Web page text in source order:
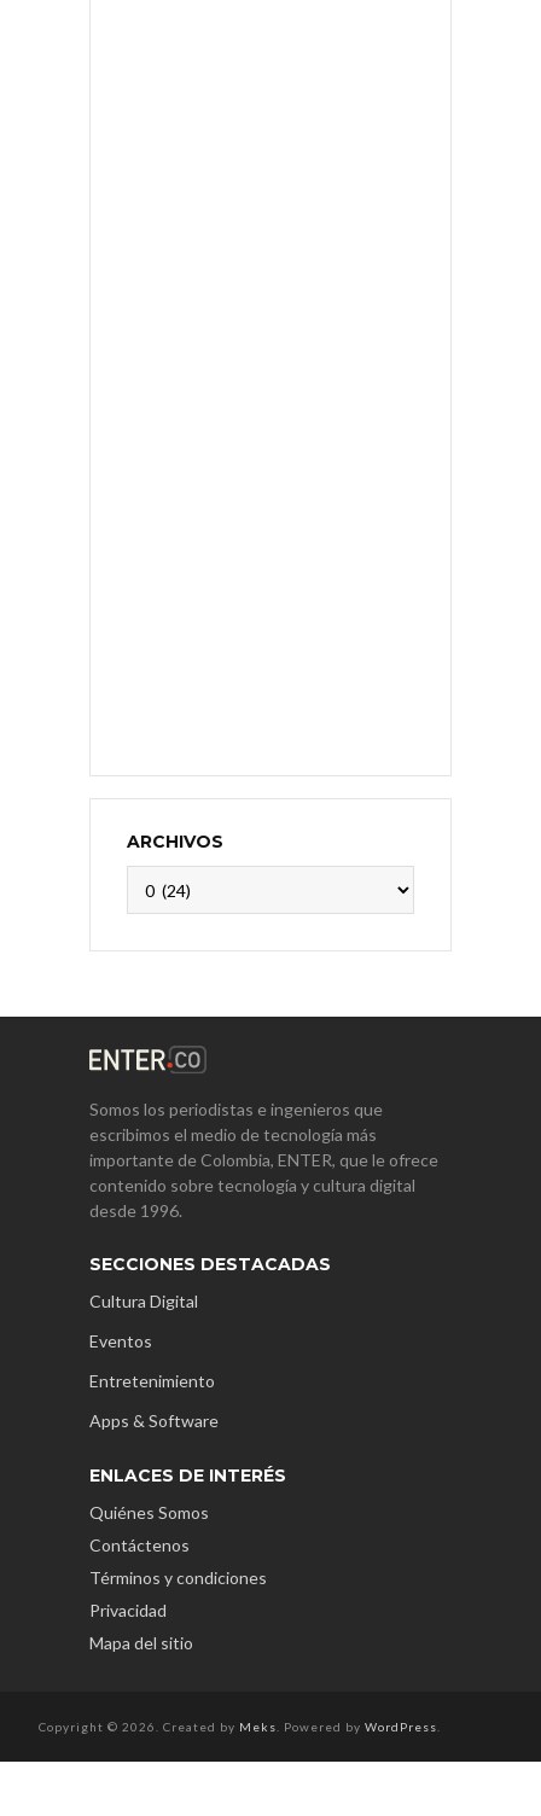
ARCHIVOS
Somos los periodistas e ingenieros que
escribimos el medio de tecnología más
importante de Colombia, ENTER, que le ofrece
contenido sobre tecnología y cultura digital
desde 1996.
SECCIONES DESTACADAS
Cultura Digital
Eventos
Entretenimiento
Apps & Software
ENLACES DE INTERÉS
Quiénes Somos
Contáctenos
Términos y condiciones
Privacidad
Mapa del sitio
Copyright © 2026. Created by Meks . Powered by WordPress